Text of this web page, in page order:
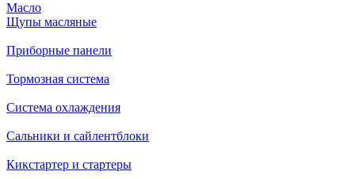
Масло
Щупы масляные
Приборные панели
Тормозная система
Система охлаждения
Сальники и сайлентблоки
Кикстартер и стартеры